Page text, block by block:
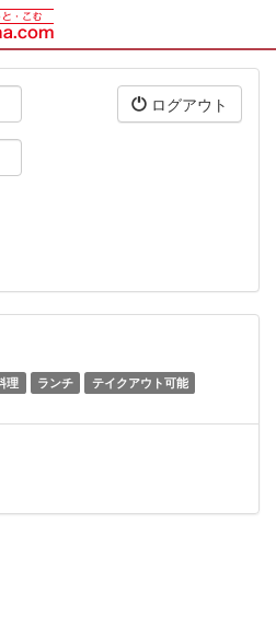
ログアウト
理 ランチ
テイクアウト可能